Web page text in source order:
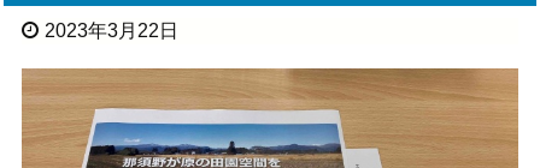
2023年3月22日